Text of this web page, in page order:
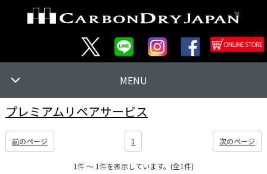
MENU
プレミアムリペアサービス
前のページ 1 次のページ
1件 〜 1件を表示しています。(全1件)